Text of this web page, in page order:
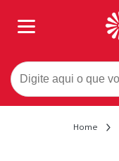
Home